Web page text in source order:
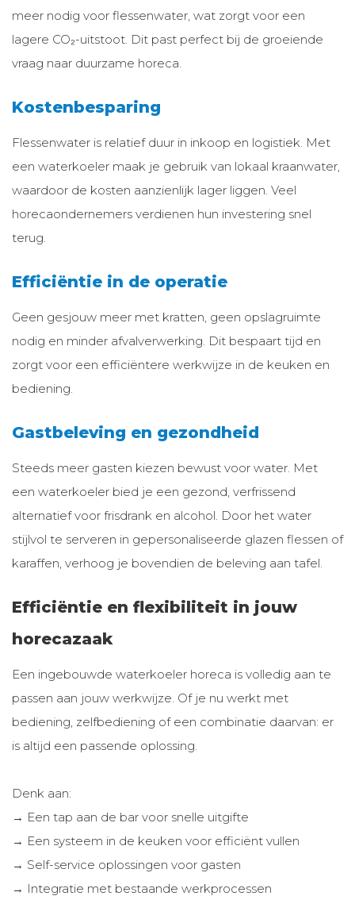
meer nodig voor flessenwater, wat zorgt voor een
lagere CO₂-uitstoot. Dit past perfect bij de groeiende
vraag naar duurzame horeca.
Kostenbesparing
Flessenwater is relatief duur in inkoop en logistiek. Met
een waterkoeler maak je gebruik van lokaal kraanwater,
waardoor de kosten aanzienlijk lager liggen. Veel
horecaondernemers verdienen hun investering snel
terug.
Efficiëntie in de operatie
Geen gesjouw meer met kratten, geen opslagruimte
nodig en minder afvalverwerking. Dit bespaart tijd en
zorgt voor een efficiëntere werkwijze in de keuken en
bediening.
Gastbeleving en gezondheid
Steeds meer gasten kiezen bewust voor water. Met
een waterkoeler bied je een gezond, verfrissend
alternatief voor frisdrank en alcohol. Door het water
stijlvol te serveren in gepersonaliseerde glazen flessen of
karaffen, verhoog je bovendien de beleving aan tafel.
Efficiëntie en flexibiliteit in jouw
horecazaak
Een ingebouwde waterkoeler horeca is volledig aan te
passen aan jouw werkwijze. Of je nu werkt met
bediening, zelfbediening of een combinatie daarvan: er
is altijd een passende oplossing.
Denk aan:
→ Een tap aan de bar voor snelle uitgifte
→ Een systeem in de keuken voor efficiënt vullen
→ Self-service oplossingen voor gasten
→ Integratie met bestaande werkprocessen